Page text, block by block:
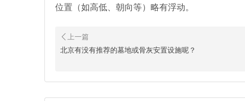
位置（如高低、朝向等）略有浮动。
北京有没有推荐的墓地或骨灰安置设施呢？